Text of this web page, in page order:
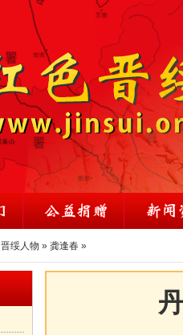
晋绥人物 » 龚逢春 »